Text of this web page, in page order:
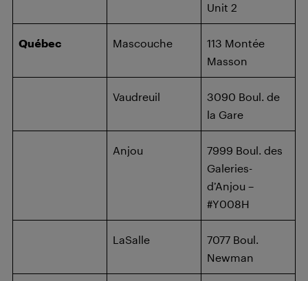
Unit 2
Québec Mascouche
113 Montée
Masson
Vaudreuil
3090 Boul. de
la Gare
Anjou
7999 Boul. des
Galeries-
d’Anjou –
#Y008H
LaSalle
7077 Boul.
Newman